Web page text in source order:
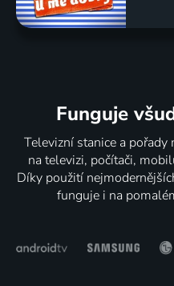
Funguje
Televizní stanice a
na televizi, počítači,
Díky použití
funguje i na